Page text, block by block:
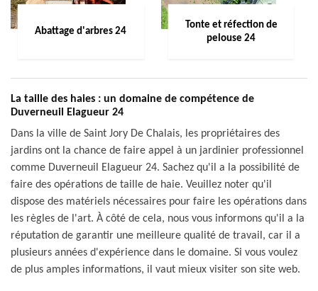
Abattage d'arbres 24
Tonte et réfection de
pelouse 24
La taille des haies : un domaine de compétence de
Duverneuil Elagueur 24
Dans la ville de Saint Jory De Chalais, les propriétaires des
jardins ont la chance de faire appel à un jardinier professionnel
comme Duverneuil Elagueur 24. Sachez qu'il a la possibilité de
faire des opérations de taille de haie. Veuillez noter qu'il
dispose des matériels nécessaires pour faire les opérations dans
les règles de l'art. À côté de cela, nous vous informons qu'il a la
réputation de garantir une meilleure qualité de travail, car il a
plusieurs années d'expérience dans le domaine. Si vous voulez
de plus amples informations, il vaut mieux visiter son site web.